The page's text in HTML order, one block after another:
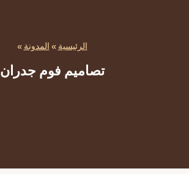
الرئيسية»المدونة»
تصاميم فوم جدران